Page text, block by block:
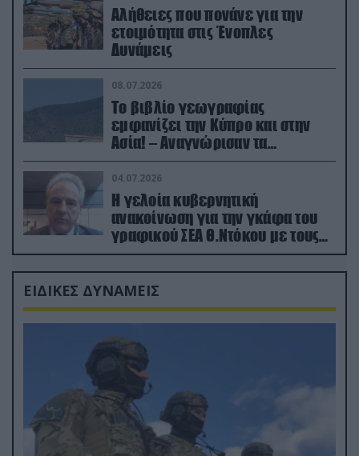
Αλήθειες που πονάνε για την
ετοιμότητα στις Ένοπλες
Δυνάμεις
08.07.2026
Το βιβλίο γεωγραφίας
εμφανίζει την Κύπρο και στην
Ασία! – Αναγνώρισαν τα
κατεχόμενα; (φωτο)
04.07.2026
Η γελοία κυβερνητική
ανακοίνωση για την γκάφα του
γραφικού ΣΕΑ Θ.Ντόκου με τους
Ρώσους φαρσέρ
ΕΙΔΙΚΕΣ ΔΥΝΑΜΕΙΣ